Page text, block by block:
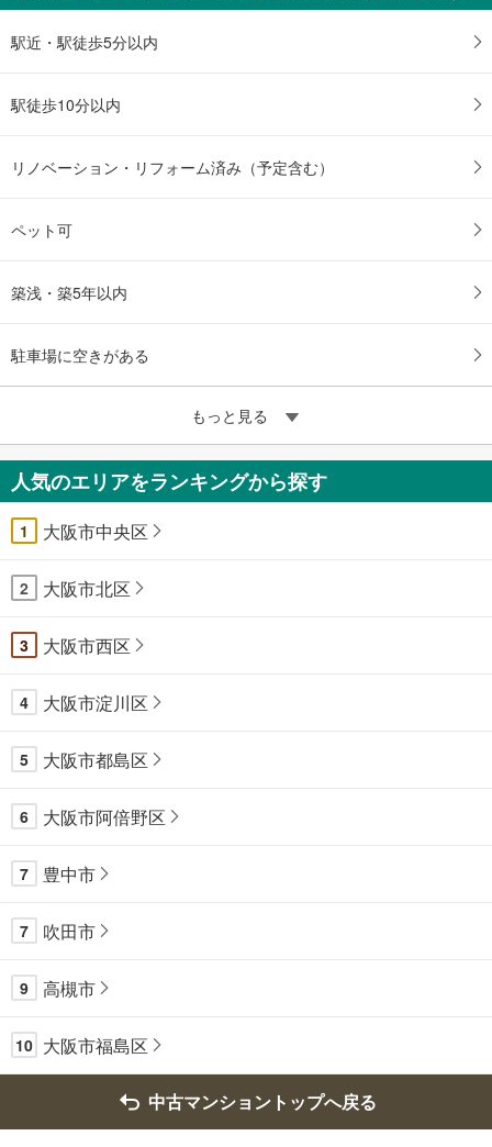
駅近・駅徒歩5分以内
駅徒歩10分以内
リノベーション・リフォーム済み（予定含む）
ペット可
築浅・築5年以内
駐車場に空きがある
もっと見る
人気のエリアをランキングから探す
1 大阪市中央区
2 大阪市北区
3 大阪市西区
4 大阪市淀川区
5 大阪市都島区
6 大阪市阿倍野区
7 豊中市
7 吹田市
9 高槻市
10 大阪市福島区
中古マンショントップへ戻る